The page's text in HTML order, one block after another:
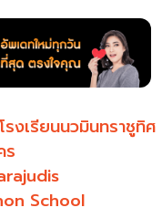
งเรียนนวมินทราชูทิศ
ร
School